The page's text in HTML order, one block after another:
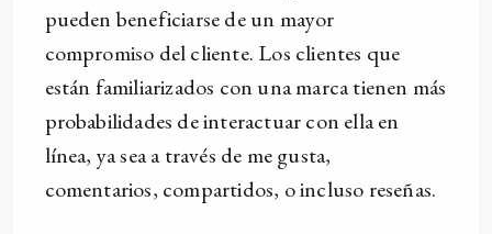
pueden beneficiarse de un mayor
compromiso del cliente. Los clientes que
están familiarizados con una marca tienen más
probabilidades de interactuar con ella en
línea, ya sea a través de me gusta,
comentarios, compartidos, o incluso reseñas.